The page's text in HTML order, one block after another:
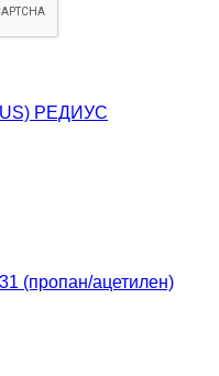
РЕДИУС
(пропан/ацетилен)